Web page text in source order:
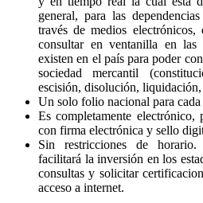
general, para las
través de medios
consultar en ventanilla en las
existen en el país para poder
sociedad mercantil
escisión, disolución, liquidación,
Un solo folio nacional para cada
Es completamente
con firma electrónica y sello
Sin restricciones de
facilitará la inversión en los
consultas y solicitar
acceso a internet.